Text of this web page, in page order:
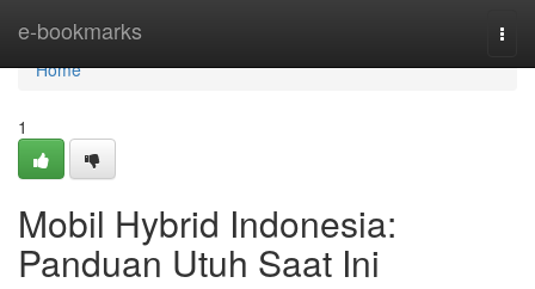
e-bookmarks
Home
Home
1
Mobil Hybrid Indonesia:
Panduan Utuh Saat Ini